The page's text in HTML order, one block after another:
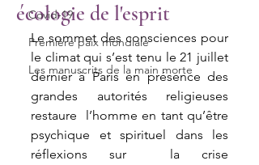
Covid-19
Première paix mondiale
Les manuscrits de la main morte
écologie de l'esprit
Le sommet des consciences pour
le climat qui s’est tenu le 21 juillet
dernier à Paris en présence des
grandes autorités religieuses
restaure  l’homme en tant qu’être
psychique et spirituel dans les
réflexions sur  la crise